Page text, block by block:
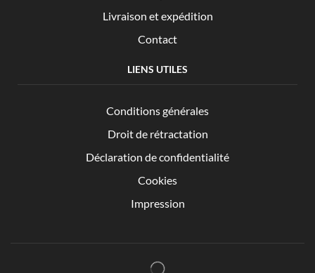
Livraison et expédition
Contact
LIENS UTILES
Conditions générales
Droit de rétractation
Déclaration de confidentialité
Cookies
Impression